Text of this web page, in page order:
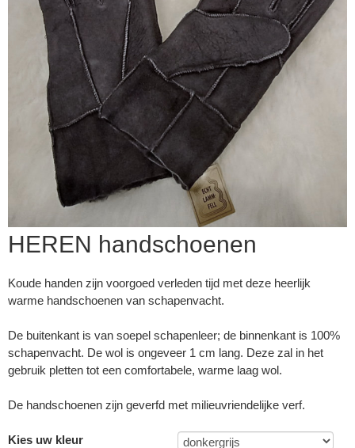
HEREN handschoenen
Koude handen zijn voorgoed verleden tijd met deze heerlijk
warme handschoenen van schapenvacht.
De buitenkant is van soepel schapenleer; de binnenkant is 100%
schapenvacht. De wol is ongeveer 1 cm lang. Deze zal in het
gebruik pletten tot een comfortabele, warme laag wol.
De handschoenen zijn geverfd met milieuvriendelijke verf.
Kies uw kleur